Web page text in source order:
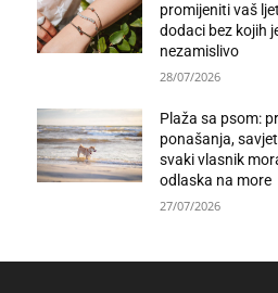
promijeniti vaš
dodaci bez kojih
nezamislivo
28/07/2026
Plaža sa psom:
ponašanja,
svaki vlasnik
odlaska na more
27/07/2026